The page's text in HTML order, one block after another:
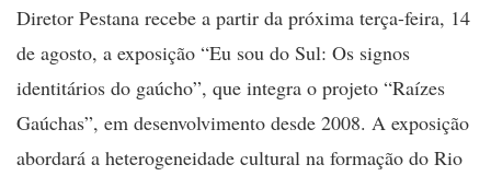
Diretor Pestana recebe a partir da próxima terça-feira, 14
de agosto, a exposição “Eu sou do Sul: Os signos
identitários do gaúcho”, que integra o projeto “Raízes
Gaúchas”, em desenvolvimento desde 2008. A exposição
abordará a heterogeneidade cultural na formação do Rio